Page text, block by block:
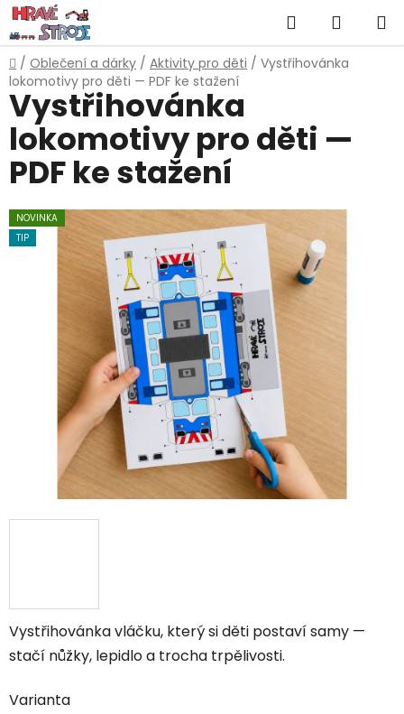
Přejít
na
obsah
Hledat
KOŠÍK
Domů
/ Oblečení a dárky / Aktivity pro děti / Vystřihovánka
lokomotivy pro děti — PDF ke stažení
Vystřihovánka vláčku, který si děti postaví samy —
stačí nůžky, lepidlo a trocha trpělivosti.
Varianta
Vystřihovánka
lokomotivy pro děti —
PDF ke stažení
NOVINKA
TIP